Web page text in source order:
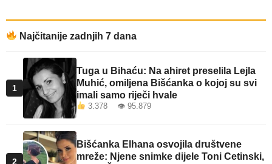
Najčitanije zadnjih 7 dana
1
Tuga u Bihaću: Na ahiret preselila Lejla
Muhić, omiljena Bišćanka o kojoj su svi
imali samo riječi hvale
3.378 👁 95.879
2
Bišćanka Elhana osvojila društvene
mreže: Njene snimke dijele Toni Cetinski,